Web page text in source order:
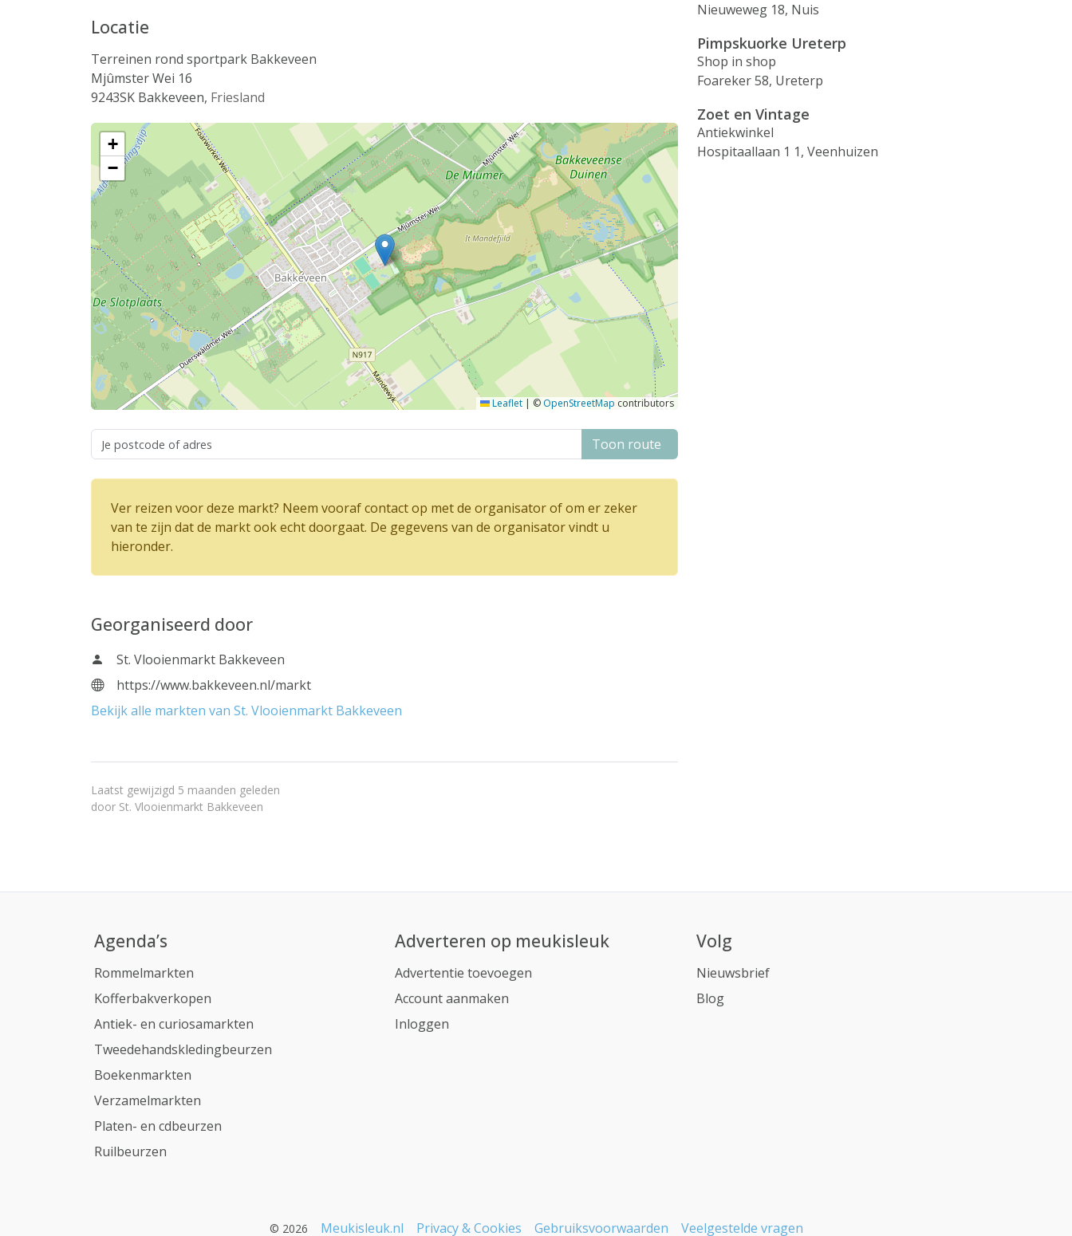
Locatie
Terreinen rond sportpark Bakkeveen
Mjûmster Wei 16
9243SK Bakkeveen, Friesland
+
−
Leaflet | © OpenStreetMap contributors
Toon route
Ver reizen voor deze markt? Neem vooraf contact op met de organisator of om er zeker
van te zijn dat de markt ook echt doorgaat. De gegevens van de organisator vindt u
hieronder.
Georganiseerd door
St. Vlooienmarkt Bakkeveen
https://www.bakkeveen.nl/markt
Bekijk alle markten van St. Vlooienmarkt Bakkeveen
Laatst gewijzigd 5 maanden geleden
door St. Vlooienmarkt Bakkeveen
Nieuweweg 18, Nuis
Pimpskuorke Ureterp
Shop in shop
Foareker 58, Ureterp
Zoet en Vintage
Antiekwinkel
Hospitaallaan 1 1, Veenhuizen
Agenda’s
Rommelmarkten
Kofferbakverkopen
Antiek- en curiosamarkten
Tweedehandskledingbeurzen
Boekenmarkten
Verzamelmarkten
Platen- en cdbeurzen
Ruilbeurzen
Adverteren op meukisleuk
Advertentie toevoegen
Account aanmaken
Inloggen
Volg
Nieuwsbrief
Blog
© 2026 Meukisleuk.nl Privacy & Cookies Gebruiksvoorwaarden Veelgestelde vragen